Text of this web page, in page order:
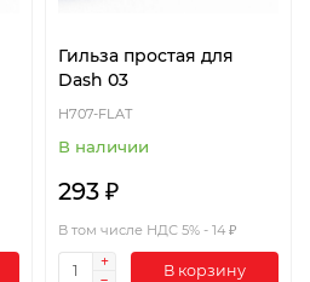
Гильза простая для
Dash 03
H707-FLAT
В наличии
293 ₽
В том числе НДС 5% - 14 ₽
В корзину